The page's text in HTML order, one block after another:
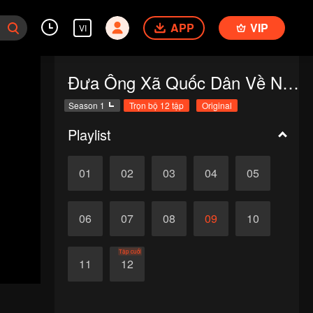
VI APP VIP
Đưa Ông Xã Quốc Dân Về Nhà (S1)
Season 1 Trọn bộ 12 tập Original
Playlist
01 02 03 04 05
06 07 08 09 10
11 12
Tập cuối